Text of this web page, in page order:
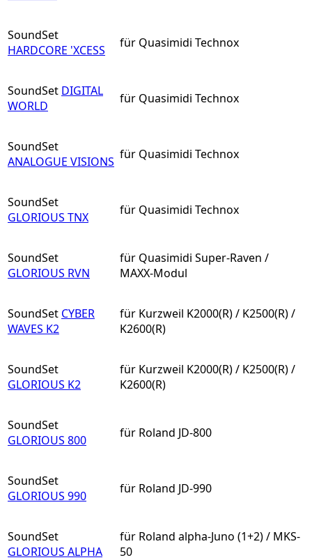
SoundSet
HARDCORE 'XCESS
für Quasimidi Technox
SoundSet DIGITAL
WORLD
für Quasimidi Technox
SoundSet
ANALOGUE VISIONS für Quasimidi Technox
SoundSet
GLORIOUS TNX
für Quasimidi Technox
SoundSet
GLORIOUS RVN
für Quasimidi Super-Raven /
MAXX-Modul
SoundSet CYBER
WAVES K2
für Kurzweil K2000(R) / K2500(R) /
K2600(R)
SoundSet
GLORIOUS K2
für Kurzweil K2000(R) / K2500(R) /
K2600(R)
SoundSet
GLORIOUS 800
für Roland JD-800
SoundSet
GLORIOUS 990
für Roland JD-990
SoundSet
GLORIOUS ALPHA
für Roland alpha-Juno (1+2) / MKS-
50